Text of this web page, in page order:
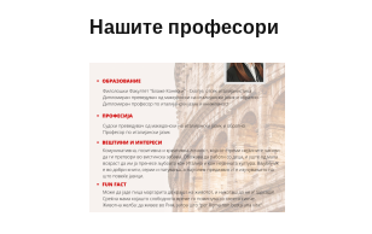
Нашите професори